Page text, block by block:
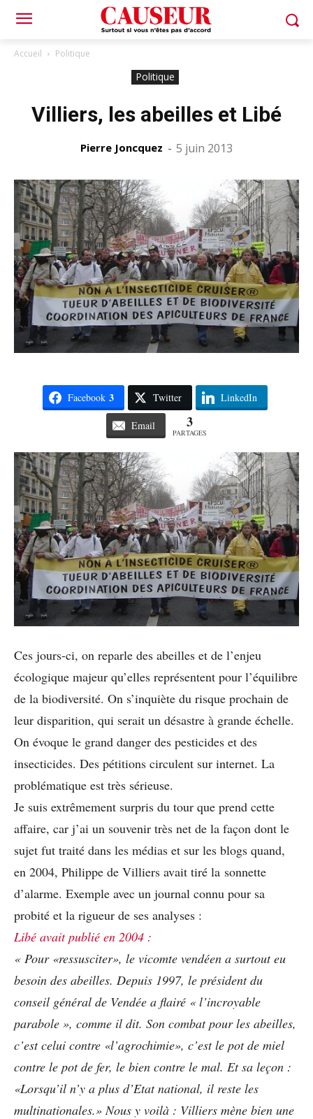
Accueil Politique
Politique
Villiers, les abeilles et Libé
Pierre Joncquez - 5 juin 2013
Facebook 3 Twitter LinkedIn
Email 3
PARTAGES
Ces jours-ci, on reparle des abeilles et de l’enjeu
écologique majeur qu’elles représentent pour l’équilibre
de la biodiversité. On s’inquiète du risque prochain de
leur disparition, qui serait un désastre à grande échelle.
On évoque le grand danger des pesticides et des
insecticides. Des pétitions circulent sur internet. La
problématique est très sérieuse.
Je suis extrêmement surpris du tour que prend cette
affaire, car j’ai un souvenir très net de la façon dont le
sujet fut traité dans les médias et sur les blogs quand,
en 2004, Philippe de Villiers avait tiré la sonnette
d’alarme. Exemple avec un journal connu pour sa
probité et la rigueur de ses analyses :
Libé avait publié en 2004 :
« Pour «ressusciter», le vicomte vendéen a surtout eu
besoin des abeilles. Depuis 1997, le président du
conseil général de Vendée a flairé « l’incroyable
parabole », comme il dit. Son combat pour les abeilles,
c’est celui contre «l’agrochimie», c’est le pot de miel
contre le pot de fer, le bien contre le mal. Et sa leçon :
«Lorsqu’il n’y a plus d’Etat national, il reste les
multinationales.» Nous y voilà : Villiers mène bien une